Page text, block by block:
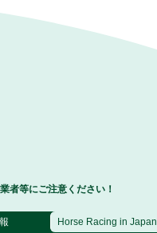
者等にご注意ください！
Horse Racing in Japan